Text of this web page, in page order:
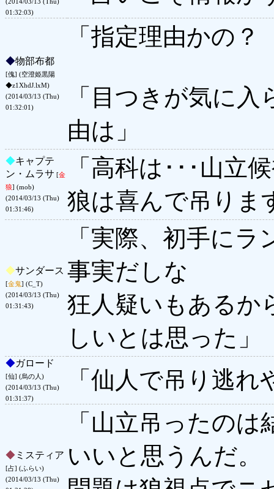
(2014/03/13 (Thu)
01:32:03)
◆物部布都
[傀] (空澄姫黒陽
◆z1XhdJ.lxM)
(2014/03/13 (Thu)
01:32:01)
「指定理由かの？
「目つきが気に
由は」
◆キャプテ
ン・ムラサ [金
狼] (mob)
(2014/03/13 (Thu)
01:31:46)
「高科は･･･山立
狼は喜んで吊りま
◆サンダース
[金鬼] (C_T)
(2014/03/13 (Thu)
01:31:43)
「実際、初手に
事実だしな
狂人疑いもあるか
しいとは思った」
◆ガロード
[仙] (烏の人)
(2014/03/13 (Thu)
01:31:37)
「仙人で吊り逃
◆ ミスティア
[占] (ふらい)
(2014/03/13 (Thu)
「山立吊ったの
いいと思うんだ。